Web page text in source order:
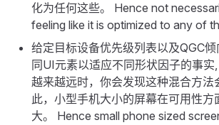
化为任何这些。 Hence not
feeling like it is optimized to any of
给定目标设备优先级列表以及QGC
同UI元素以适应不同形状因子的事实
越来越远时，你会发现这种混合方法
此，小型手机大小的屏幕在可用性方
大。 Hence small phone sized